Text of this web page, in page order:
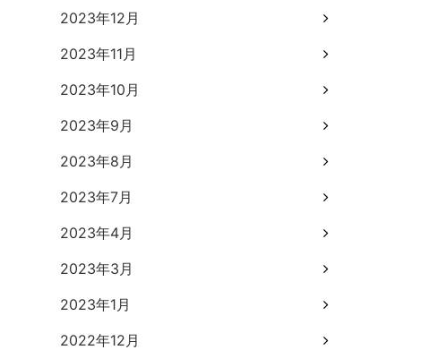
2023年12月
2023年11月
2023年10月
2023年9月
2023年8月
2023年7月
2023年4月
2023年3月
2023年1月
2022年12月